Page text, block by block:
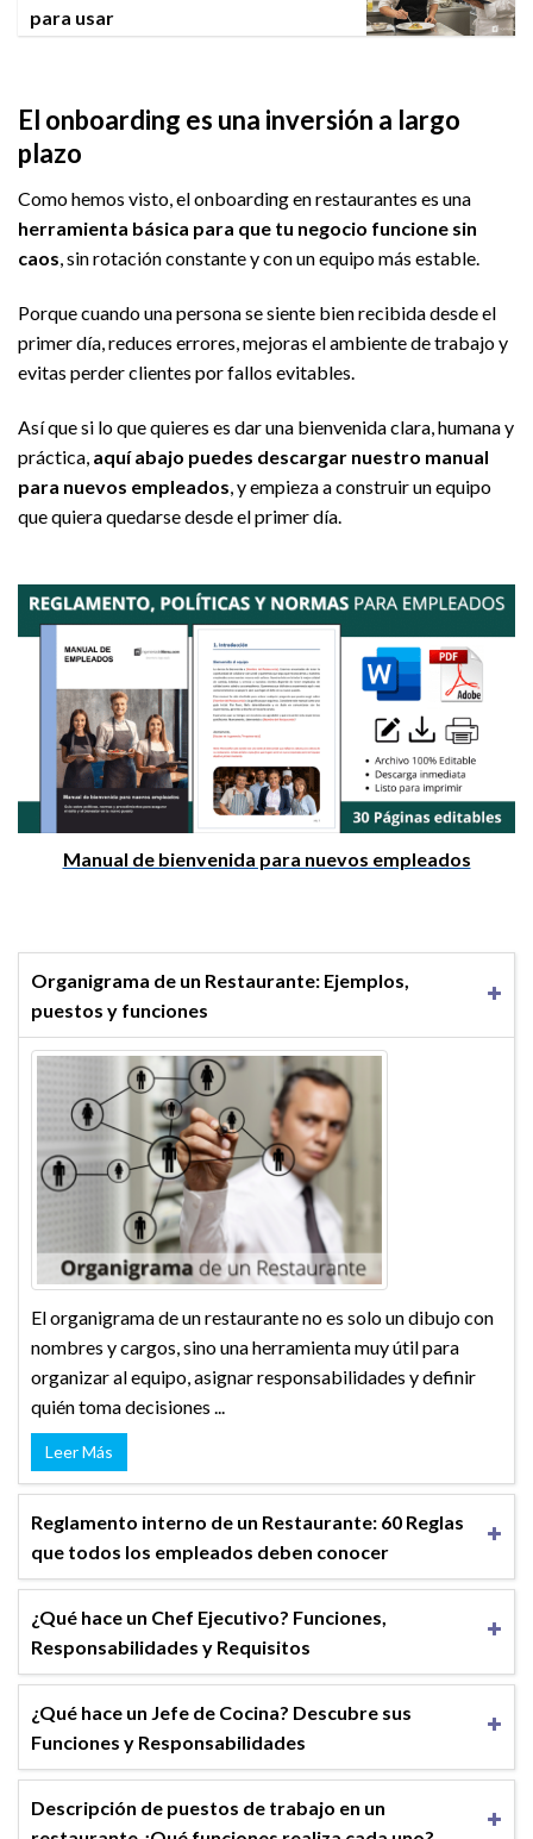
para usar
El onboarding es una inversión a largo
plazo
Como hemos visto, el onboarding en restaurantes es una
herramienta básica para que tu negocio funcione sin
caos, sin rotación constante y con un equipo más estable.
Porque cuando una persona se siente bien recibida desde el
primer día, reduces errores, mejoras el ambiente de trabajo y
evitas perder clientes por fallos evitables.
Así que si lo que quieres es dar una bienvenida clara, humana y
práctica, aquí abajo puedes descargar nuestro manual
para nuevos empleados , y empieza a construir un equipo
que quiera quedarse desde el primer día.
Manual de bienvenida para nuevos empleados
Organigrama de un Restaurante: Ejemplos,
puestos y funciones
El organigrama de un restaurante no es solo un dibujo con
nombres y cargos, sino una herramienta muy útil para
organizar al equipo, asignar responsabilidades y definir
quién toma decisiones ...
Leer Más
Reglamento interno de un Restaurante: 60 Reglas
que todos los empleados deben conocer
¿Qué hace un Chef Ejecutivo? Funciones,
Responsabilidades y Requisitos
¿Qué hace un Jefe de Cocina? Descubre sus
Funciones y Responsabilidades
Descripción de puestos de trabajo en un